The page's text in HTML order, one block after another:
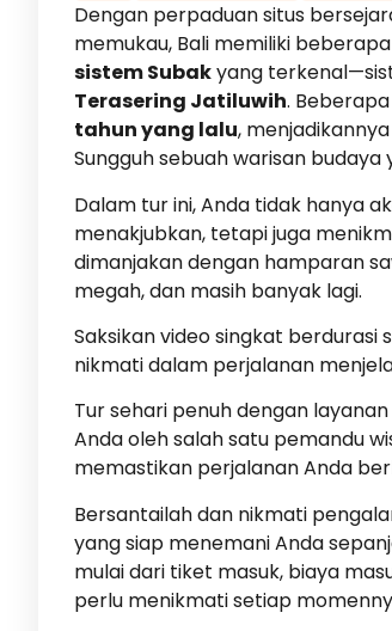
Dengan perpaduan situs
memukau, Bali memiliki beberapa
sistem Subakyang
Terasering Jatiluwih.
tahun yang lalu,
Sungguh sebuah warisan budaya
Dalam tur ini, Anda tidak hanya
menakjubkan, tetapi juga
dimanjakan dengan hamparan
megah, dan masih banyak lagi.
Saksikan video singkat
nikmati dalam perjalanan
Tur sehari penuh dengan layanan
Anda oleh salah satu pemandu
memastikan perjalanan Anda
Bersantailah dan nikmati
yang siap menemani Anda
mulai dari tiket masuk, biaya
perlu menikmati setiap